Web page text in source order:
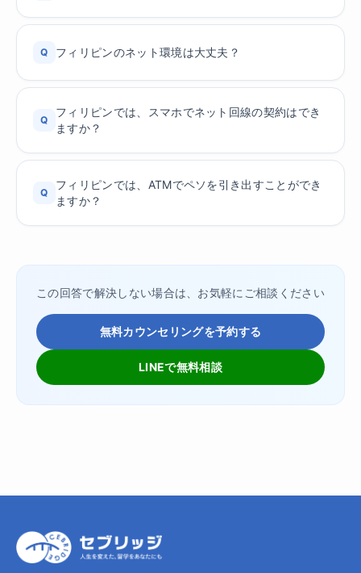
Q フィリピンのネット環境は大丈夫？
Q
フィリピンでは、スマホでネット回線の契約はでき
ますか？
Q
フィリピンでは、ATMでペソを引き出すことができ
ますか？
この回答で解決しない場合は、お気軽にご相談ください
無料カウンセリングを予約する
LINEで無料相談